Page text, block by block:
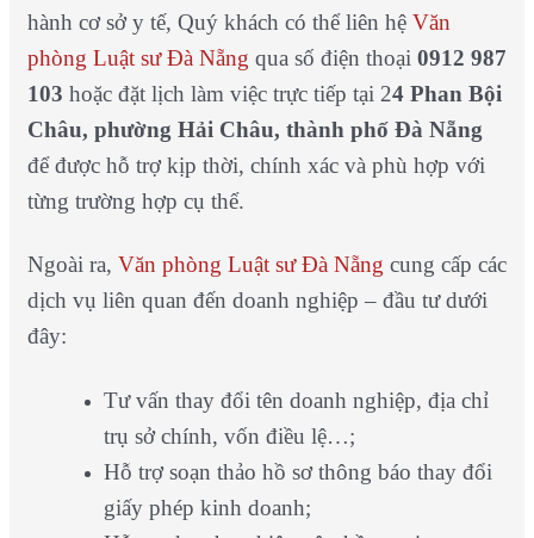
hành cơ sở y tế, Quý khách có thể liên hệ Văn
phòng Luật sư Đà Nẵng qua số điện thoại 0912 987
103 hoặc đặt lịch làm việc trực tiếp tại 24 Phan Bội
Châu, phường Hải Châu, thành phố Đà Nẵng
để được hỗ trợ kịp thời, chính xác và phù hợp với
từng trường hợp cụ thể.
Ngoài ra, Văn phòng Luật sư Đà Nẵng cung cấp các
dịch vụ liên quan đến doanh nghiệp – đầu tư dưới
đây:
Tư vấn thay đổi tên doanh nghiệp, địa chỉ
trụ sở chính, vốn điều lệ…;
Hỗ trợ soạn thảo hồ sơ thông báo thay đổi
giấy phép kinh doanh;